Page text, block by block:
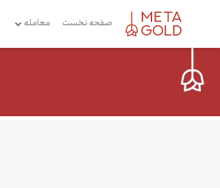
صفحه نخست معامله